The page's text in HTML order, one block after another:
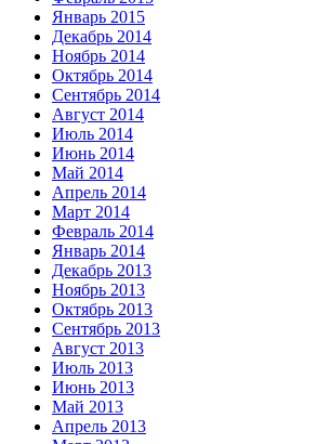
Январь 2015
Декабрь 2014
Ноябрь 2014
Октябрь 2014
Сентябрь 2014
Август 2014
Июль 2014
Июнь 2014
Май 2014
Апрель 2014
Март 2014
Февраль 2014
Январь 2014
Декабрь 2013
Ноябрь 2013
Октябрь 2013
Сентябрь 2013
Август 2013
Июль 2013
Июнь 2013
Май 2013
Апрель 2013